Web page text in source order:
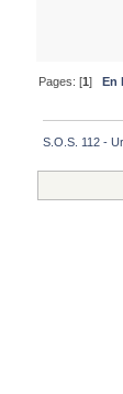
Pages: [1]En
S.O.S. 112 -